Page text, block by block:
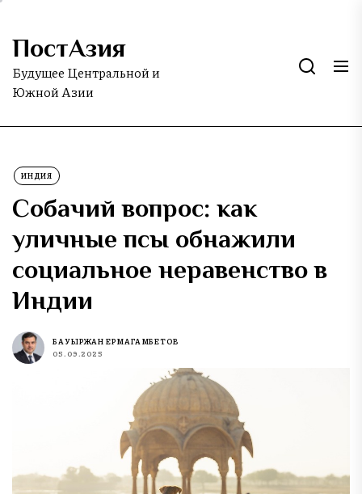
Skip
the
content
ПостАзия
Будущее Центральной и
Южной Азии
ИНДИЯ
Собачий вопрос: как
уличные псы обнажили
социальное неравенство в
Индии
БАУЫРЖАН ЕРМАГАМБЕТОВ
05.09.2025